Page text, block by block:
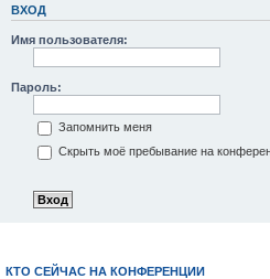
ВХОД
Имя пользователя:
Пароль:
Запомнить меня
Скрыть моё пребывание на
КТО СЕЙЧАС НА КОНФЕРЕНЦИИ